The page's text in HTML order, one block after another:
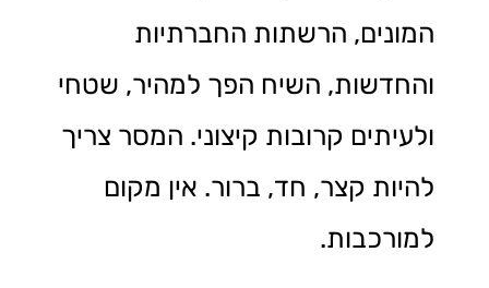
המונים, הרשתות החברתיות
והחדשות, השיח הפך למהיר, שטחי
ולעיתים קרובות קיצוני. המסר צריך
להיות קצר, חד, ברור. אין מקום
למורכבות.